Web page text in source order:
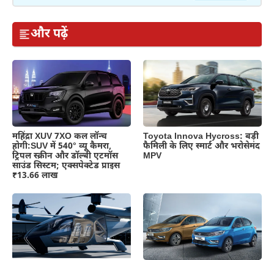
और पढ़ें
महिंद्रा XUV 7XO कल लॉन्च
होगी:SUV में 540° व्यू कैमरा,
ट्रिपल स्क्रीन और डॉल्बी एटमॉस
साउंड सिस्टम; एक्सपेक्टेड प्राइस
₹13.66 लाख
Toyota Innova Hycross: बड़ी
फैमिली के लिए स्मार्ट और भरोसेमंद
MPV